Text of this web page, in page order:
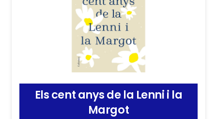
Els cent anys de la Lenni i la
Margot